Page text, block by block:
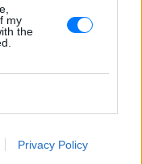
my
the
Privacy Policy